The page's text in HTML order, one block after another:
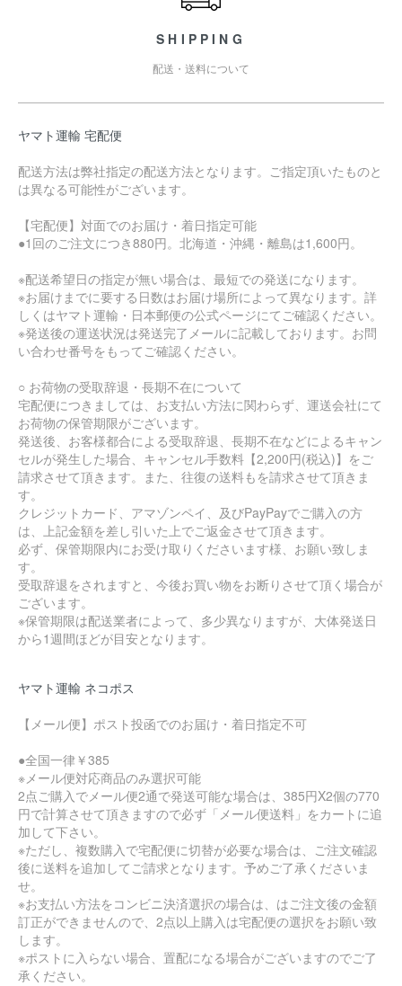
SHIPPING
配送・送料について
ヤマト運輸 宅配便
配送方法は弊社指定の配送方法となります。ご指定頂いたものと
は異なる可能性がございます。
【宅配便】対面でのお届け・着日指定可能
●1回のご注文につき880円。北海道・沖縄・離島は1,600円。
※配送希望日の指定が無い場合は、最短での発送になります。
※お届けまでに要する日数はお届け場所によって異なります。詳
しくはヤマト運輸・日本郵便の公式ページにてご確認ください。
※発送後の運送状況は発送完了メールに記載しております。お問
い合わせ番号をもってご確認ください。
○ お荷物の受取辞退・長期不在について
宅配便につきましては、お支払い方法に関わらず、運送会社にて
お荷物の保管期限がございます。
発送後、お客様都合による受取辞退、長期不在などによるキャン
セルが発生した場合、キャンセル手数料【2,200円(税込)】をご
請求させて頂きます。また、往復の送料もを請求させて頂きま
す。
クレジットカード、アマゾンペイ、及びPayPayでご購入の方
は、上記金額を差し引いた上でご返金させて頂きます。
必ず、保管期限内にお受け取りくださいます様、お願い致しま
す。
受取辞退をされますと、今後お買い物をお断りさせて頂く場合が
ございます。
※保管期限は配送業者によって、多少異なりますが、大体発送日
から1週間ほどが目安となります。
ヤマト運輸 ネコポス
【メール便】ポスト投函でのお届け・着日指定不可
●全国一律￥385
※メール便対応商品のみ選択可能
2点ご購入でメール便2通で発送可能な場合は、385円X2個の770
円で計算させて頂きますので必ず「メール便送料」をカートに追
加して下さい。
※ただし、複数購入で宅配便に切替が必要な場合は、ご注文確認
後に送料を追加してご請求となります。予めご了承くださいま
せ。
※お支払い方法をコンビニ決済選択の場合は、はご注文後の金額
訂正ができませんので、2点以上購入は宅配便の選択をお願い致
します。
※ポストに入らない場合、置配になる場合がございますのでご了
承ください。